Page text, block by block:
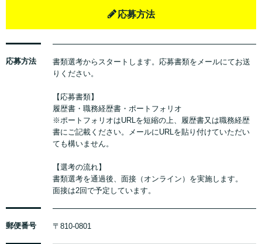
応募方法
応募方法
書類選考からスタートします。応募書類をメールにてお送
りください。
【応募書類】
履歴書・職務経歴書・ポートフォリオ
※ポートフォリオはURLを短縮の上、履歴書又は職務経歴
書にご記載ください。メールにURLを貼り付けていただい
ても構いません。
【選考の流れ】
書類選考を通過後、面接（オンライン）を実施します。
面接は2回で予定しています。
郵便番号 〒810-0801